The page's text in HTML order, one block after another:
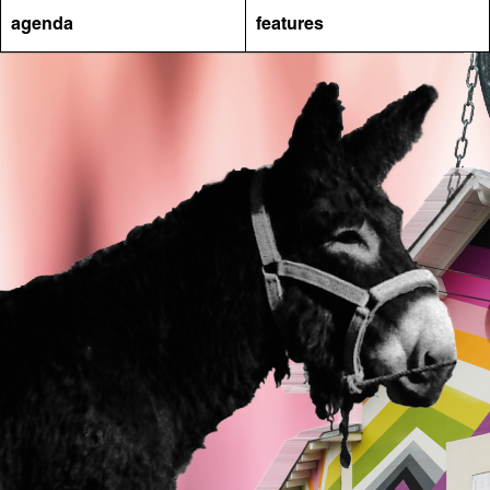
agenda features